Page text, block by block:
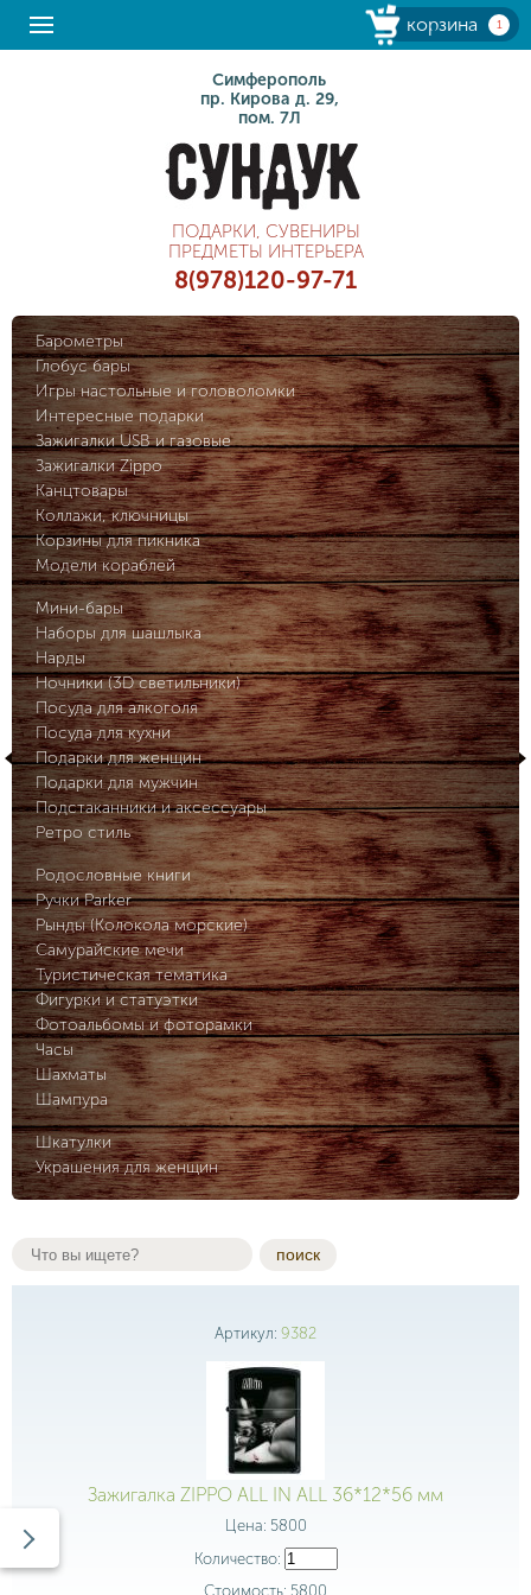
корзина 1
Симферополь
пр. Кирова д. 29,
пом. 7Л
ПОДАРКИ, СУВЕНИРЫ
ПРЕДМЕТЫ ИНТЕРЬЕРА
8(978)120-97-71
Барометры
Глобус бары
Игры настольные и головоломки
Интересные подарки
Зажигалки USB и газовые
Зажигалки Zippo
Канцтовары
Коллажи, ключницы
Корзины для пикника
Модели кораблей
Мини-бары
Наборы для шашлыка
Нарды
Ночники (3D светильники)
Посуда для алкоголя
Посуда для кухни
Подарки для женщин
Подарки для мужчин
Подстаканники и аксессуары
Ретро стиль
Родословные книги
Ручки Parker
Рынды (Колокола морские)
Самурайские мечи
Туристическая тематика
Фигурки и статуэтки
Фотоальбомы и фоторамки
Часы
Шахматы
Шампура
Шкатулки
Украшения для женщин
поиск
Артикул: 9382
Зажигалка ZIPPO ALL IN ALL 36*12*56 мм
Цена: 5800
Количество:
Стоимость: 5800